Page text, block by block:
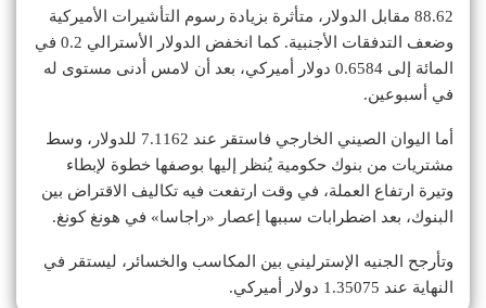
88.62 مقابل الدولار، متأثرة بزيادة رسوم التأشيرات الأميركية
وضعف التدفقات الأجنبية. كما انخفض الدولار الأسترالي 0.2 في
المائة إلى 0.6584 دولار أميركي، بعد أن لامس أدنى مستوى له
في أسبوعين.
أما اليوان الصيني الخارجي فاستقر عند 7.1162 للدولار، وسط
مشتريات من بنوك حكومية يُنظر إليها بوصفها خطوة لإبطاء
وتيرة ارتفاع العملة، في وقت ارتفعت فيه تكاليف الاقتراض بين
البنوك، بعد اضطرابات سببها إعصار «راجاسا» في هونغ كونغ.
وتأرجح الجنيه الإسترليني بين المكاسب والخسائر، ليستقر في
النهاية عند 1.35075 دولار أميركي.